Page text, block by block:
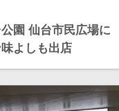
園 仙台市民広場に
よしも出店